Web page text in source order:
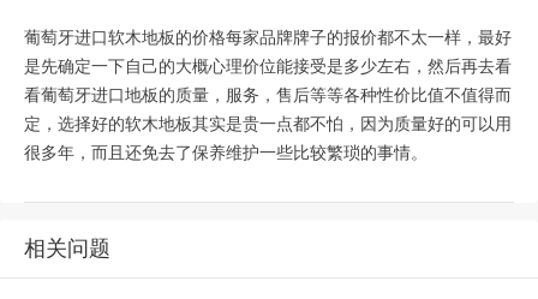
葡萄牙进口软木地板的价格每家品牌牌子的报价都不太一样，最好
是先确定一下自己的大概心理价位能接受是多少左右，然后再去看
看葡萄牙进口地板的质量，服务，售后等等各种性价比值不值得而
定，选择好的软木地板其实是贵一点都不怕，因为质量好的可以用
很多年，而且还免去了保养维护一些比较繁琐的事情。
相关问题